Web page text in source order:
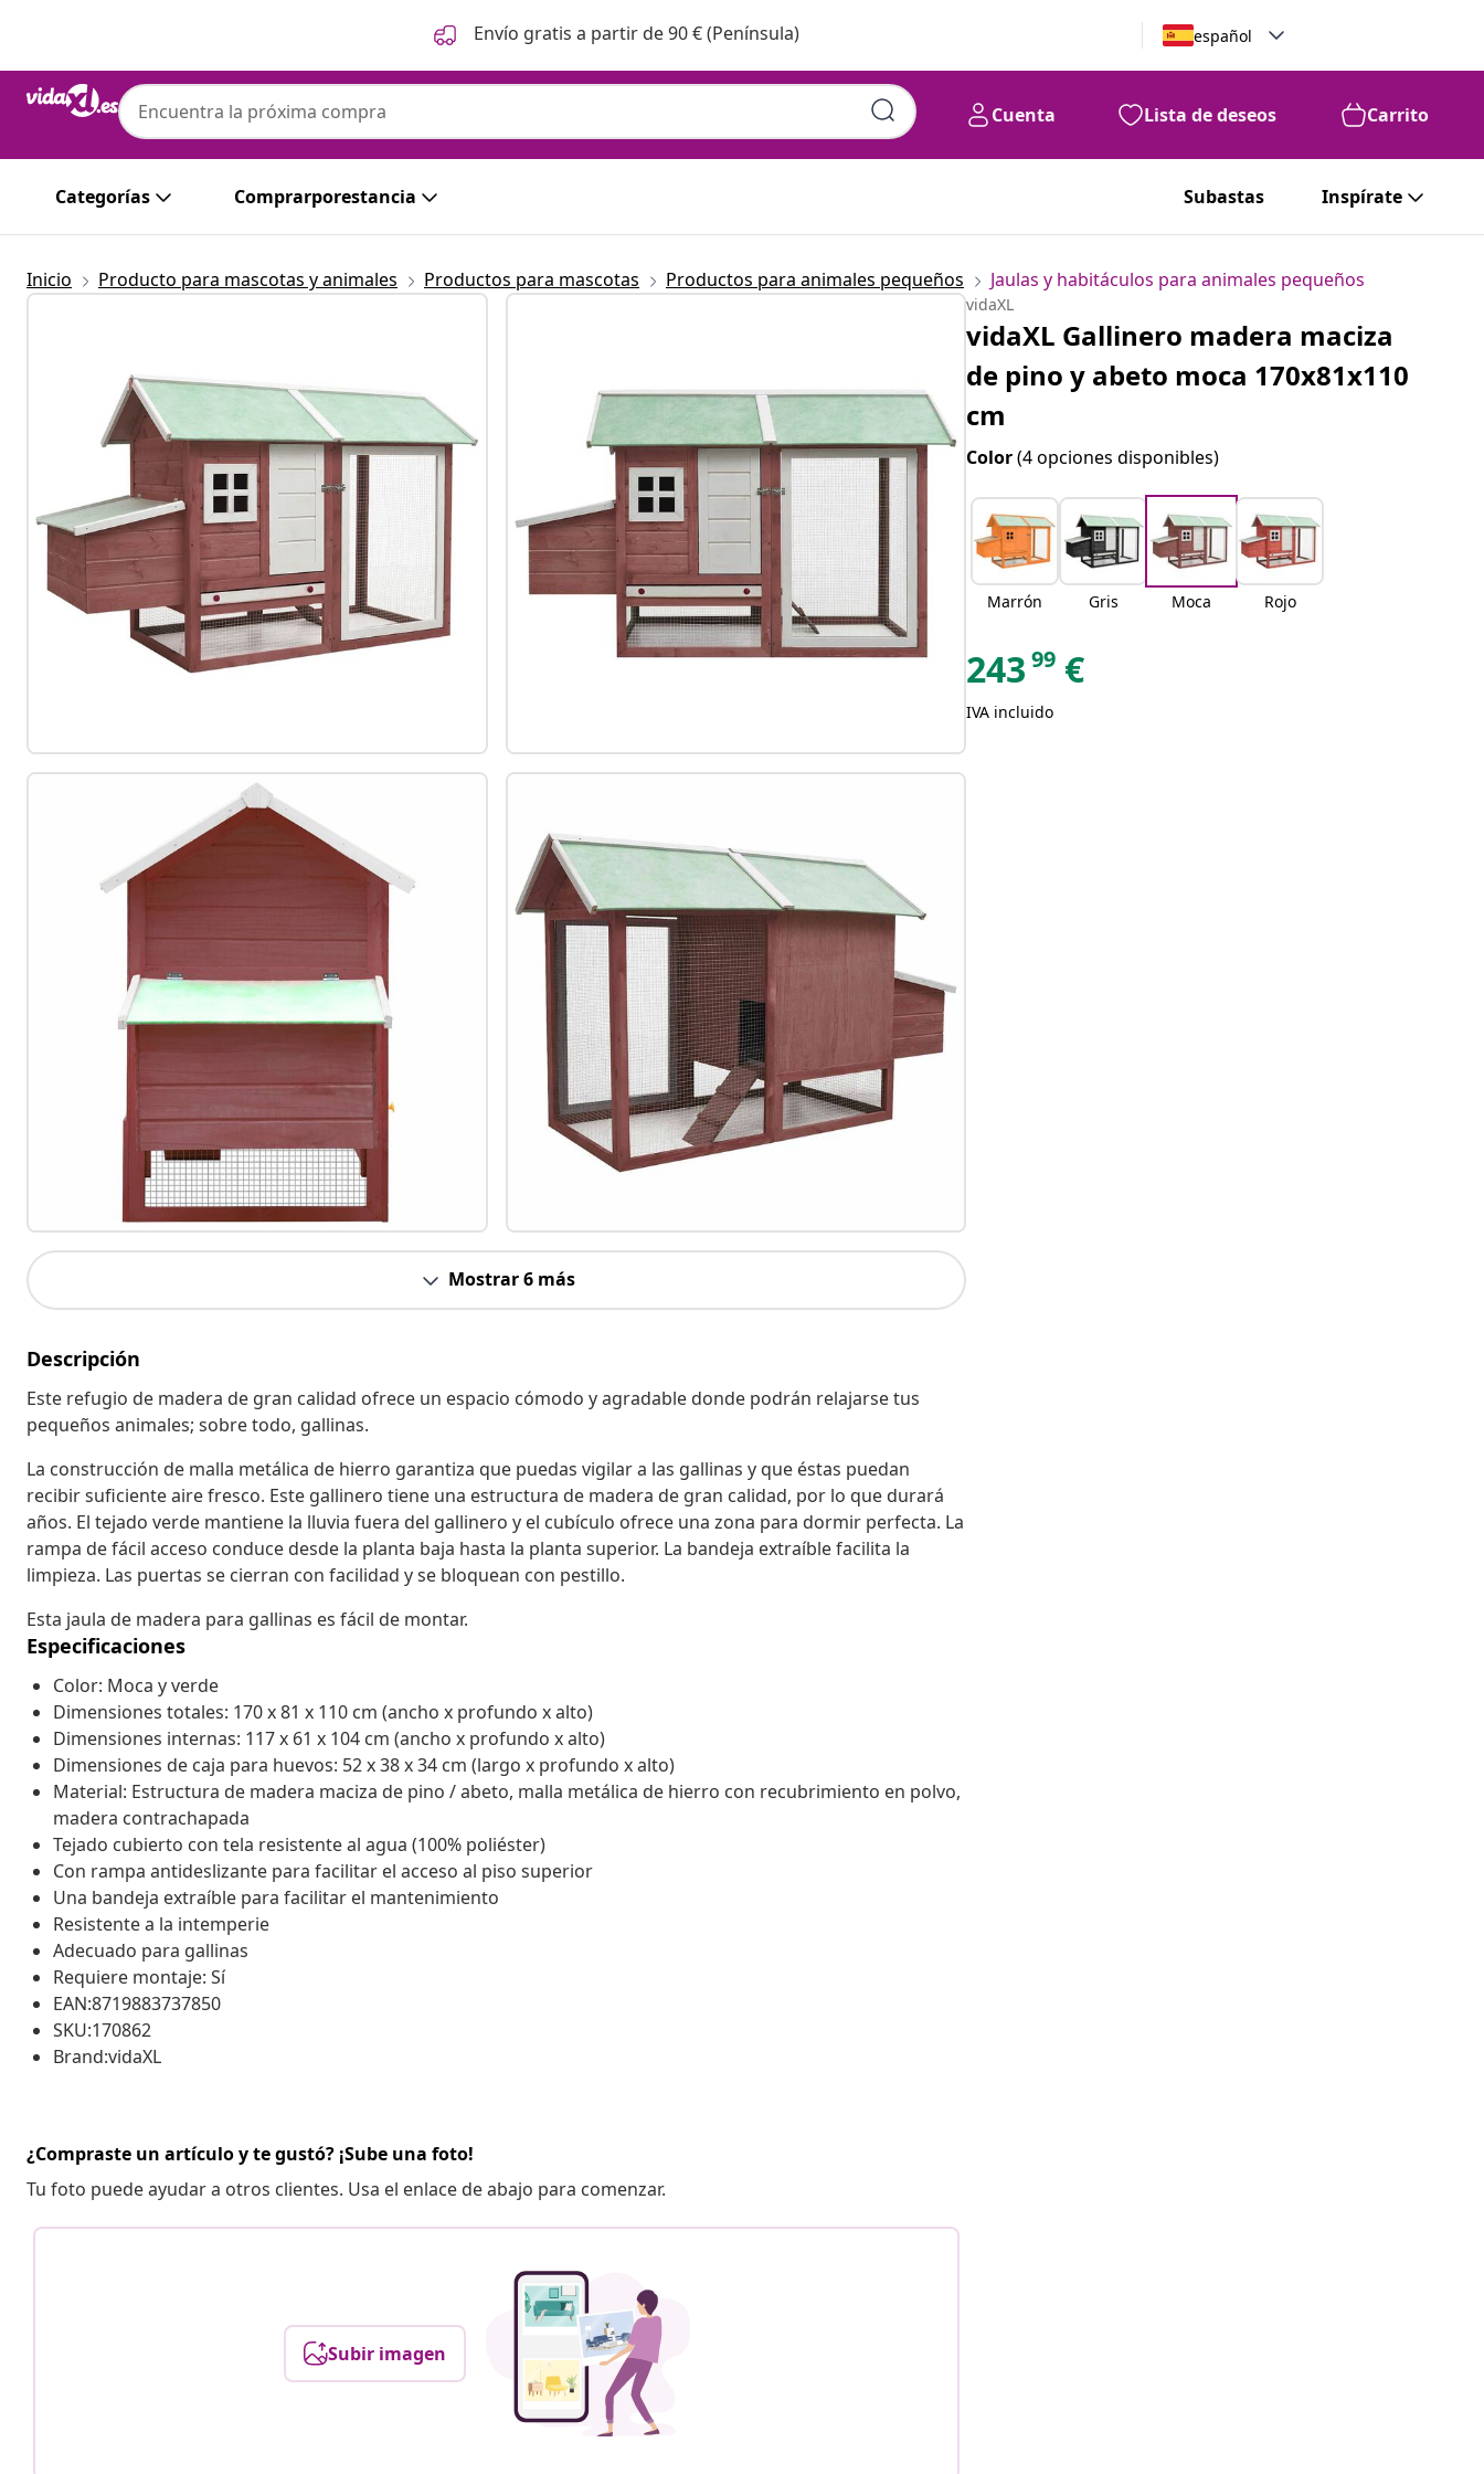
Envío gratis a partir de 90 € (Península) español
Cuenta Lista de deseos Carrito
Categorías Comprarporestancia Subastas Inspírate
Inicio Producto para mascotas y animales Productos para mascotas Productos para animales pequeños Jaulas y habitáculos para animales pequeños
Mostrar 6 más
Descripción
Este refugio de madera de gran calidad ofrece un espacio cómodo y agradable donde podrán relajarse tus
pequeños animales; sobre todo, gallinas.
La construcción de malla metálica de hierro garantiza que puedas vigilar a las gallinas y que éstas puedan
recibir suficiente aire fresco. Este gallinero tiene una estructura de madera de gran calidad, por lo que durará
años. El tejado verde mantiene la lluvia fuera del gallinero y el cubículo ofrece una zona para dormir perfecta. La
rampa de fácil acceso conduce desde la planta baja hasta la planta superior. La bandeja extraíble facilita la
limpieza. Las puertas se cierran con facilidad y se bloquean con pestillo.
Esta jaula de madera para gallinas es fácil de montar.
Especificaciones
Color: Moca y verde
Dimensiones totales: 170 x 81 x 110 cm (ancho x profundo x alto)
Dimensiones internas: 117 x 61 x 104 cm (ancho x profundo x alto)
Dimensiones de caja para huevos: 52 x 38 x 34 cm (largo x profundo x alto)
Material: Estructura de madera maciza de pino / abeto, malla metálica de hierro con recubrimiento en polvo,
madera contrachapada
Tejado cubierto con tela resistente al agua (100% poliéster)
Con rampa antideslizante para facilitar el acceso al piso superior
Una bandeja extraíble para facilitar el mantenimiento
Resistente a la intemperie
Adecuado para gallinas
Requiere montaje: Sí
EAN:8719883737850
SKU:170862
Brand:vidaXL
¿Compraste un artículo y te gustó? ¡Sube una foto!
Tu foto puede ayudar a otros clientes. Usa el enlace de abajo para comenzar.
Subir imagen
vidaXL
vidaXL Gallinero madera maciza
de pino y abeto moca 170x81x110
cm
Color(4 opciones disponibles)
Marrón Gris Moca Rojo
243 99 €
IVA incluido